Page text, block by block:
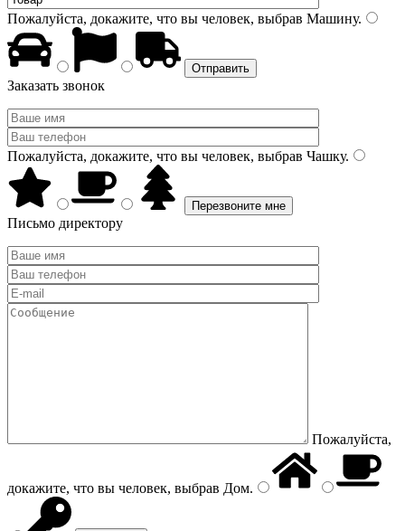
Пожалуйста, докажите, что вы человек, выбрав Машину.
Заказать звонок
Пожалуйста, докажите, что вы человек, выбрав Чашку.
Письмо директору
Пожалуйста,
докажите, что вы человек, выбрав Дом.